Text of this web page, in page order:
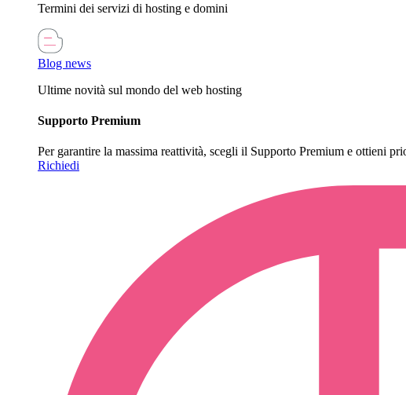
Termini dei servizi di hosting e domini
Blog news
Ultime novità sul mondo del web hosting
Supporto Premium
Per garantire la massima reattività, scegli il Supporto Premium e ottieni
Richiedi